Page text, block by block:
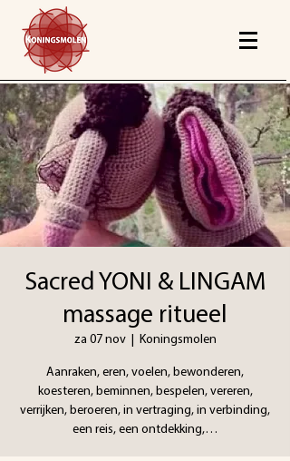
Sacred YONI & LINGAM
massage ritueel
za 07 nov
  |
Koningsmolen
Aanraken, eren, voelen, bewonderen,
koesteren, beminnen, bespelen, vereren,
verrijken, beroeren, in vertraging, in verbinding,
een reis, een ontdekking,…